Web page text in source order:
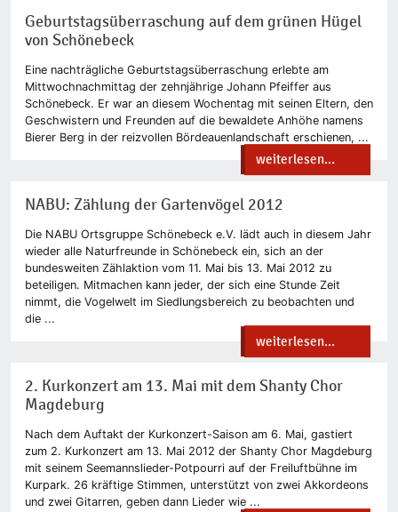
Geburtstagsüberraschung auf dem grünen Hügel
von Schönebeck
Eine nachträgliche Geburtstagsüberraschung erlebte am
Mittwochnachmittag der zehnjährige Johann Pfeiffer aus
Schönebeck. Er war an diesem Wochentag mit seinen Eltern, den
Geschwistern und Freunden auf die bewaldete Anhöhe namens
Bierer Berg in der reizvollen Bördeauenlandschaft erschienen, ...
weiterlesen...
NABU: Zählung der Gartenvögel 2012
Die NABU Ortsgruppe Schönebeck e.V. lädt auch in diesem Jahr
wieder alle Naturfreunde in Schönebeck ein, sich an der
bundesweiten Zählaktion vom 11. Mai bis 13. Mai 2012 zu
beteiligen. Mitmachen kann jeder, der sich eine Stunde Zeit
nimmt, die Vogelwelt im Siedlungsbereich zu beobachten und
die ...
weiterlesen...
2. Kurkonzert am 13. Mai mit dem Shanty Chor
Magdeburg
Nach dem Auftakt der Kurkonzert-Saison am 6. Mai, gastiert
zum 2. Kurkonzert am 13. Mai 2012 der Shanty Chor Magdeburg
mit seinem Seemannslieder-Potpourri auf der Freiluftbühne im
Kurpark. 26 kräftige Stimmen, unterstützt von zwei Akkordeons
und zwei Gitarren, geben dann Lieder wie ...